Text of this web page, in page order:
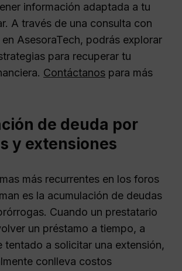
información adaptada a tu
A través de una consulta con
AsesoraTech, podrás explorar
para recuperar tu
Contáctanos para más
de deuda por
y extensiones
más recurrentes en los foros
es la acumulación de deudas
Cuando un prestatario
un préstamo a tiempo, a
tentado a solicitar una extensión,
conlleva costos